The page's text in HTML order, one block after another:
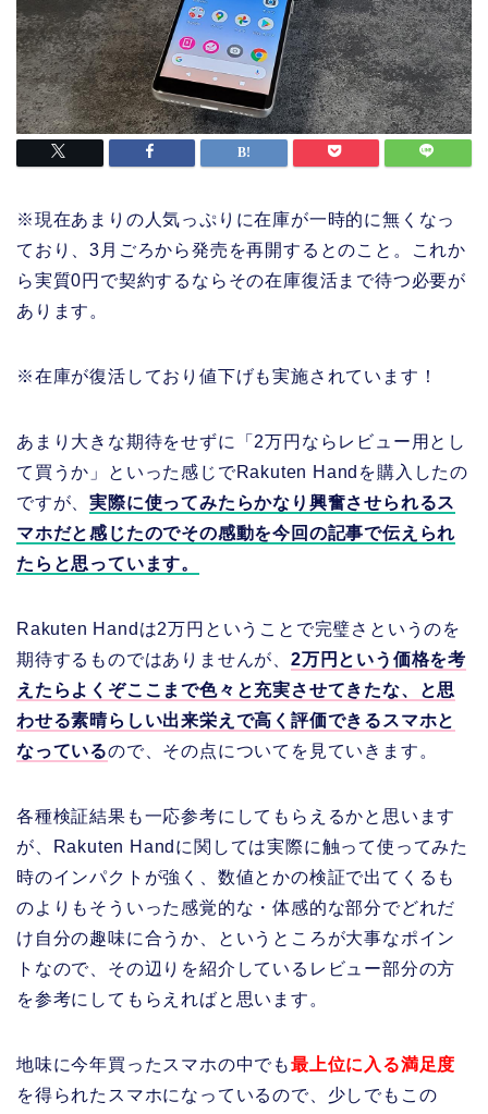
※現在あまりの人気っぷりに在庫が一時的に無くなっ
ており、3月ごろから発売を再開するとのこと。これか
ら実質0円で契約するならその在庫復活まで待つ必要が
あります。
※在庫が復活しており値下げも実施されています！
あまり大きな期待をせずに「2万円ならレビュー用とし
て買うか」といった感じでRakuten Handを購入したの
ですが、実際に使ってみたらかなり興奮させられるス
マホだと感じたのでその感動を今回の記事で伝えられ
たらと思っています。
Rakuten Handは2万円ということで完璧さというのを
期待するものではありませんが、 2万円という価格を考
えたらよくぞここまで色々と充実させてきたな、と思
わせる素晴らしい出来栄えで高く評価できるスマホと
なっているので、その点についてを見ていきます。
各種検証結果も一応参考にしてもらえるかと思います
が、Rakuten Handに関しては実際に触って使ってみた
時のインパクトが強く、数値とかの検証で出てくるも
のよりもそういった感覚的な・体感的な部分でどれだ
け自分の趣味に合うか、というところが大事なポイン
トなので、その辺りを紹介しているレビュー部分の方
を参考にしてもらえればと思います。
地味に今年買ったスマホの中でも最上位に入る満足度
を得られたスマホになっているので、少しでもこの